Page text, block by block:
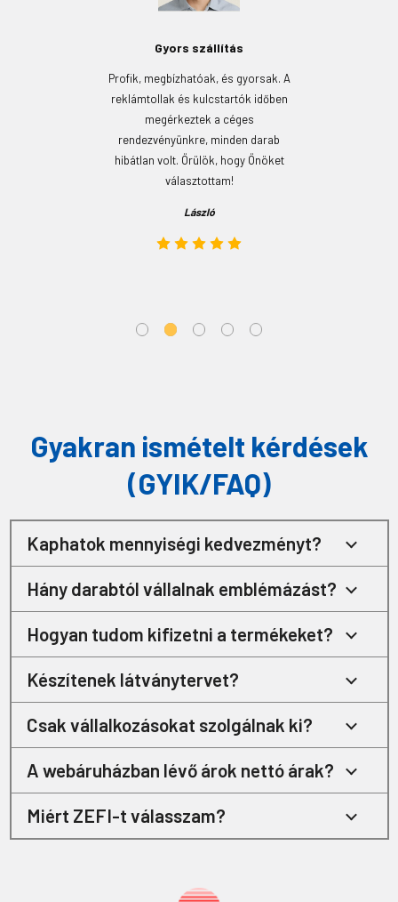
Gyors szállítás
Profik, megbízhatóak, és gyorsak. A
reklámtollak és kulcstartók időben
megérkeztek a céges
rendezvényünkre, minden darab
hibátlan volt. Örülök, hogy Önöket
választottam!
László
Gyakran ismételt kérdések
(GYIK/FAQ)
Kaphatok mennyiségi kedvezményt?
Hány darabtól vállalnak emblémázást?
Hogyan tudom kifizetni a termékeket?
Készítenek látványtervet?
Csak vállalkozásokat szolgálnak ki?
A webáruházban lévő árok nettó árak?
Miért ZEFI-t válasszam?